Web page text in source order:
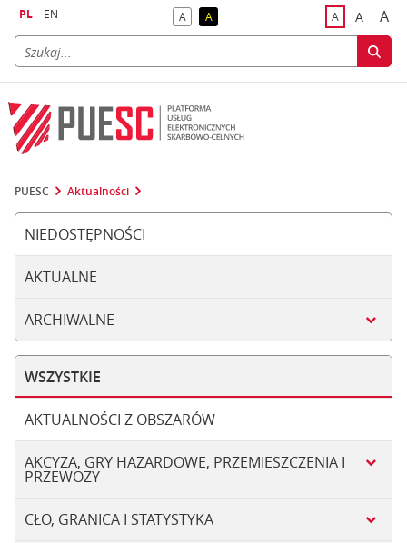
PL EN Akontrast domyślny
Akontrast żółty tekst na czarnym tle
Adomyślna
A A
PUESC Aktualności
NIEDOSTĘPNOŚCI
AKTUALNE
ARCHIWALNE
WSZYSTKIE
AKTUALNOŚCI Z OBSZARÓW
AKCYZA, GRY HAZARDOWE, PRZEMIESZCZENIA I
PRZEWOZY
CŁO, GRANICA I STATYSTYKA